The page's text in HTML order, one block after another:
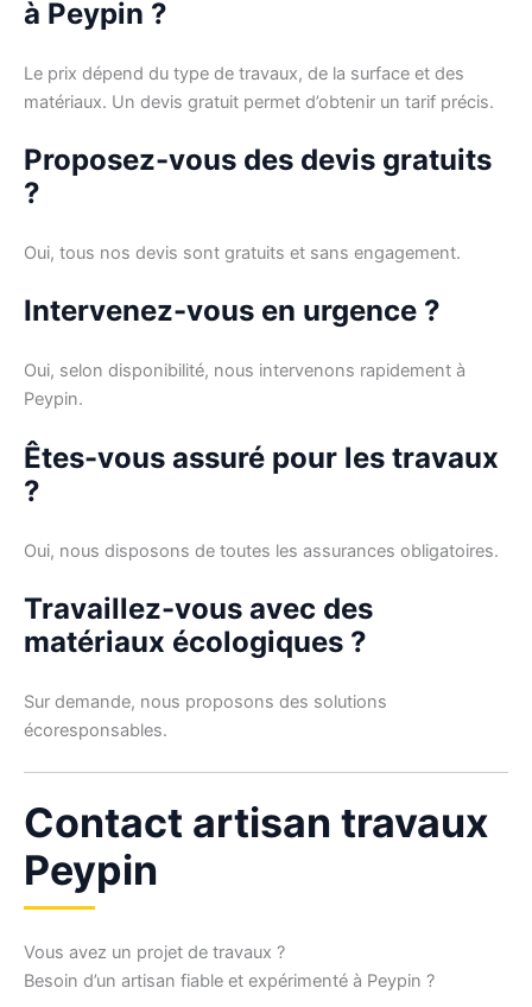
à Peypin ?
Le prix dépend du type de travaux, de la surface et des
matériaux. Un devis gratuit permet d’obtenir un tarif précis.
Proposez-vous des devis gratuits
?
Oui, tous nos devis sont gratuits et sans engagement.
Intervenez-vous en urgence ?
Oui, selon disponibilité, nous intervenons rapidement à
Peypin.
Êtes-vous assuré pour les travaux
?
Oui, nous disposons de toutes les assurances obligatoires.
Travaillez-vous avec des
matériaux écologiques ?
Sur demande, nous proposons des solutions
écoresponsables.
Contact artisan travaux
Peypin
Vous avez un projet de travaux ?
Besoin d’un artisan fiable et expérimenté à Peypin ?